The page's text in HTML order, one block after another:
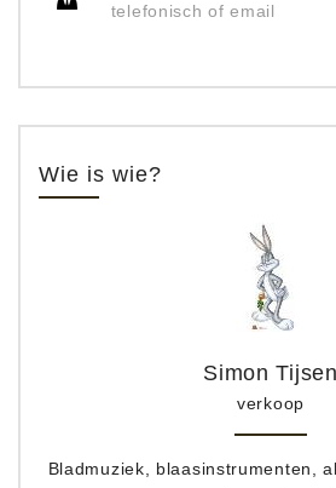
telefonisch of email
Wie is wie?
Simon Tijsen
verkoop
Bladmuziek, blaasinstrumenten,